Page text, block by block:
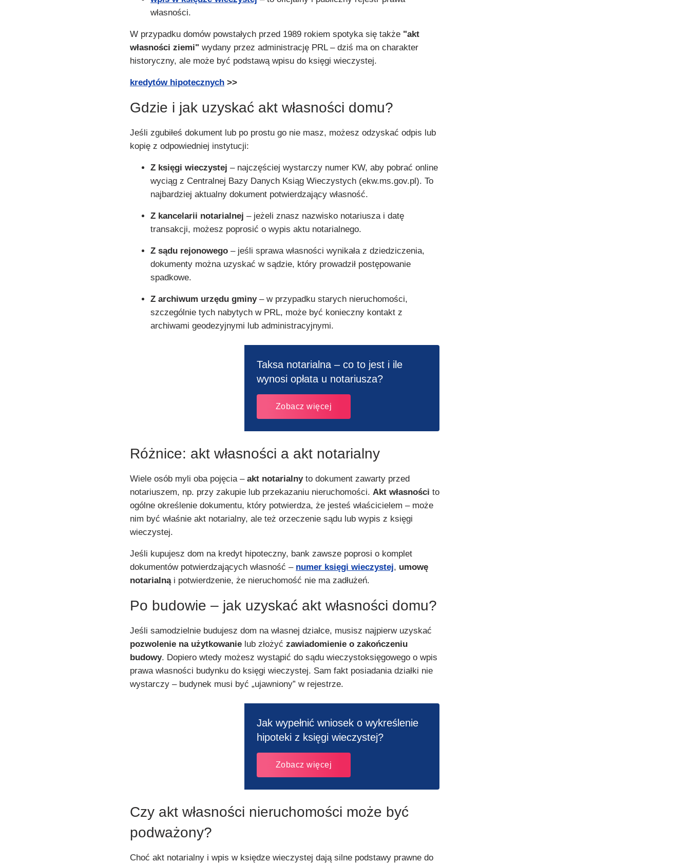
własności.
W przypadku domów powstałych przed 1989 rokiem spotyka się także "akt
własności ziemi" wydany przez administrację PRL – dziś ma on charakter
historyczny, ale może być podstawą wpisu do księgi wieczystej.
kredytów hipotecznych >>
Gdzie i jak uzyskać akt własności domu?
Jeśli zgubiłeś dokument lub po prostu go nie masz, możesz odzyskać odpis lub
kopię z odpowiedniej instytucji:
Z księgi wieczystej – najczęściej wystarczy numer KW, aby pobrać online
wyciąg z Centralnej Bazy Danych Ksiąg Wieczystych (ekw.ms.gov.pl). To
najbardziej aktualny dokument potwierdzający własność.
Z kancelarii notarialnej – jeżeli znasz nazwisko notariusza i datę
transakcji, możesz poprosić o wypis aktu notarialnego.
Z sądu rejonowego – jeśli sprawa własności wynikała z dziedziczenia,
dokumenty można uzyskać w sądzie, który prowadził postępowanie
spadkowe.
Z archiwum urzędu gminy– w przypadku starych nieruchomości,
szczególnie tych nabytych w PRL, może być konieczny kontakt z
archiwami geodezyjnymi lub administracyjnymi.
Taksa notarialna – co to jest i ile
wynosi opłata u notariusza?
Zobacz więcej
Różnice: akt własności a akt notarialny
Wiele osób myli oba pojęcia –akt notarialnyto dokument zawarty przed
notariuszem, np. przy zakupie lub przekazaniu nieruchomości. Akt własności to
ogólne określenie dokumentu, który potwierdza, że jesteś właścicielem – może
nim być właśnie akt notarialny, ale też orzeczenie sądu lub wypis z księgi
wieczystej.
Jeśli kupujesz dom na kredyt hipoteczny, bank zawsze poprosi o komplet
dokumentów potwierdzających własność – numer księgi wieczystej, umowę
notarialnąi potwierdzenie, że nieruchomość nie ma zadłużeń.
Po budowie – jak uzyskać akt własności domu?
Jeśli samodzielnie budujesz dom na własnej działce, musisz najpierw uzyskać
pozwolenie na użytkowanie lub złożyćzawiadomienie o zakończeniu
budowy. Dopiero wtedy możesz wystąpić do sądu wieczystoksięgowego o wpis
prawa własności budynku do księgi wieczystej. Sam fakt posiadania działki nie
wystarczy – budynek musi być „ujawniony” w rejestrze.
Jak wypełnić wniosek o wykreślenie
hipoteki z księgi wieczystej?
Zobacz więcej
Czy akt własności nieruchomości może być
podważony?
Choć akt notarialny i wpis w księdze wieczystej dają silne podstawy prawne do